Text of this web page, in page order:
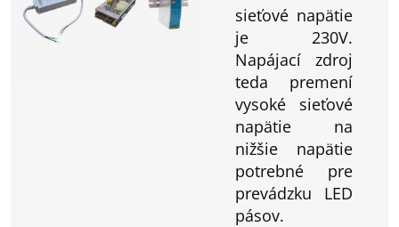
sieťové napätie
je 230V.
Napájací zdroj
teda premení
vysoké sieťové
napätie na
nižšie napätie
potrebné pre
prevádzku LED
pásov.